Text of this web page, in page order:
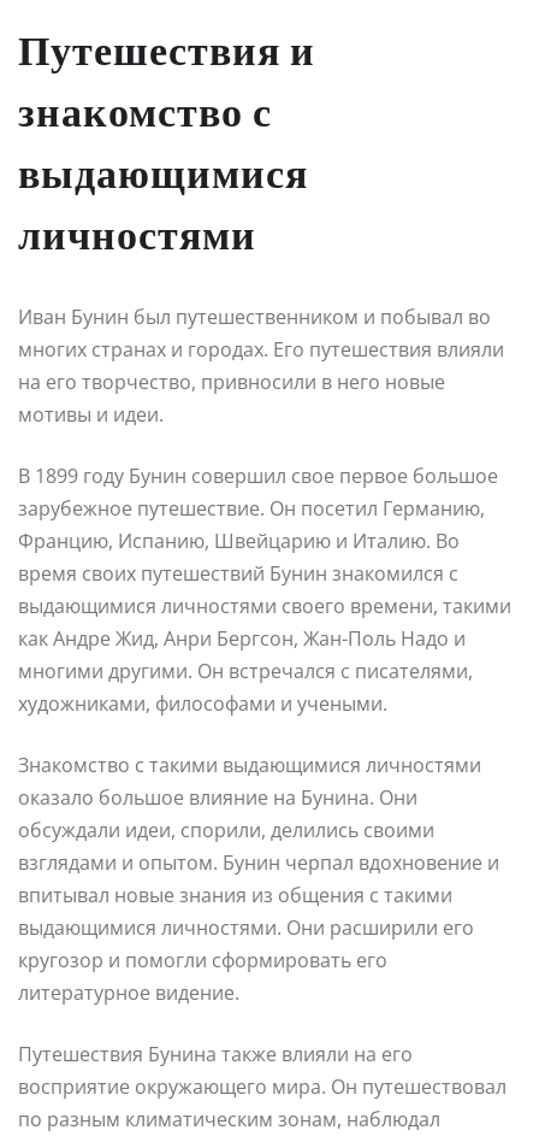
Путешествия и
знакомство с
выдающимися
личностями
Иван Бунин был путешественником и побывал во
многих странах и городах. Его путешествия влияли
на его творчество, привносили в него новые
мотивы и идеи.
В 1899 году Бунин совершил свое первое большое
зарубежное путешествие. Он посетил Германию,
Францию, Испанию, Швейцарию и Италию. Во
время своих путешествий Бунин знакомился с
выдающимися личностями своего времени, такими
как Андре Жид, Анри Бергсон, Жан-Поль Надо и
многими другими. Он встречался с писателями,
художниками, философами и учеными.
Знакомство с такими выдающимися личностями
оказало большое влияние на Бунина. Они
обсуждали идеи, спорили, делились своими
взглядами и опытом. Бунин черпал вдохновение и
впитывал новые знания из общения с такими
выдающимися личностями. Они расширили его
кругозор и помогли сформировать его
литературное видение.
Путешествия Бунина также влияли на его
восприятие окружающего мира. Он путешествовал
по разным климатическим зонам, наблюдал